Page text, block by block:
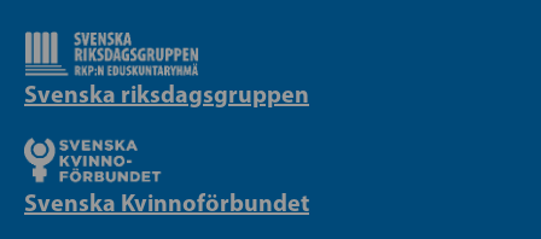
Svenska riksdagsgruppen
Svenska Kvinnoförbundet